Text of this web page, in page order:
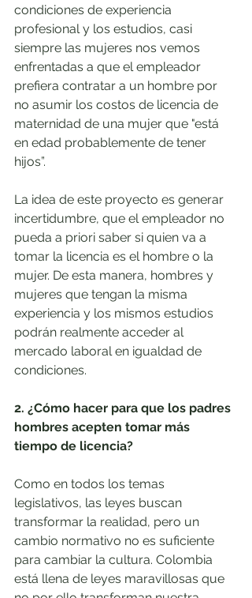
condiciones de experiencia
profesional y los estudios, casi
siempre las mujeres nos vemos
enfrentadas a que el empleador
prefiera contratar a un hombre por
no asumir los costos de licencia de
maternidad de una mujer que "está
en edad probablemente de tener
hijos”.
La idea de este proyecto es generar
incertidumbre, que el empleador no
pueda a priori saber si quien va a
tomar la licencia es el hombre o la
mujer. De esta manera, hombres y
mujeres que tengan la misma
experiencia y los mismos estudios
podrán realmente acceder al
mercado laboral en igualdad de
condiciones.
2. ¿Cómo hacer para que los padres
hombres acepten tomar más
tiempo de licencia?
Como en todos los temas
legislativos, las leyes buscan
transformar la realidad, pero un
cambio normativo no es suficiente
para cambiar la cultura. Colombia
está llena de leyes maravillosas que